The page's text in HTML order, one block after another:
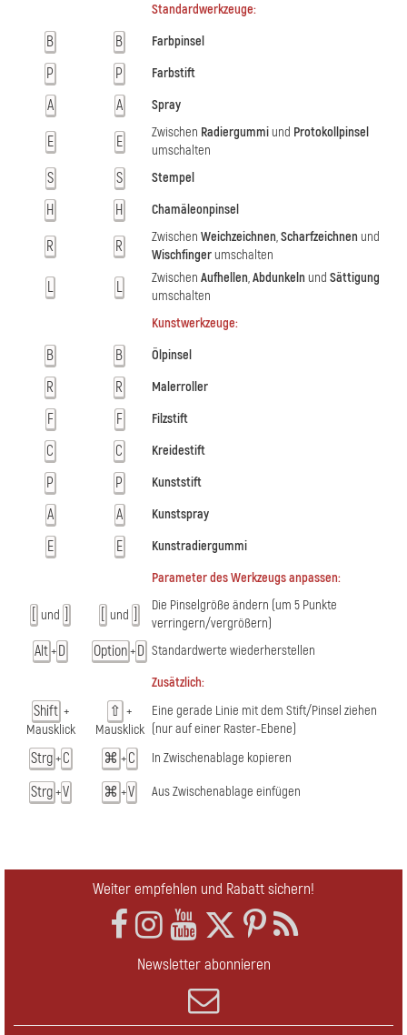
Standardwerkzeuge:
B B Farbpinsel
P P Farbstift
A A Spray
E E
Zwischen Radiergummiund Protokollpinsel
umschalten
S S Stempel
H H Chamäleonpinsel
R R
Zwischen Weichzeichnen,Scharfzeichnen und
Wischfingerumschalten
L L
Zwischen Aufhellen,Abdunkeln und Sättigung
umschalten
Kunstwerkzeuge:
B B Ölpinsel
R R Malerroller
F F Filzstift
C C Kreidestift
P P Kunststift
A A Kunstspray
E E
Kunstradiergummi
Parameter des Werkzeugs anpassen:
und und
Die Pinselgröße ändern (um 5 Punkte
verringern/vergrößern)
Alt+D Option+D Standardwerte wiederherstellen
Zusätzlich:
Shift +
Mausklick
⇧ +
Mausklick
Eine gerade Linie mit dem Stift/Pinsel ziehen
(nur auf einer Raster-Ebene)
Strg+C ⌘ +С In Zwischenablage kopieren
Strg+V ⌘ +V Aus Zwischenablage einfügen
Weiter empfehlen und Rabatt sichern!
Newsletter abonnieren